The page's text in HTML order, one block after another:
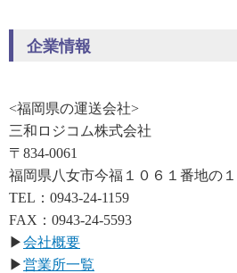
企業情報
<福岡県の運送会社>
三和ロジコム株式会社
〒834-0061
福岡県八女市今福１０６１番地の１
TEL：0943-24-1159
FAX：0943-24-5593
▶会社概要
▶営業所一覧